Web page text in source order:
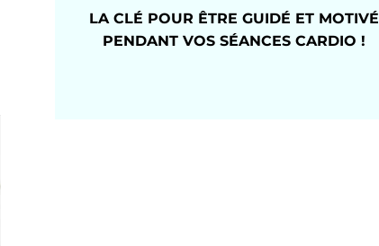
LA CLÉ POUR ÊTRE GUIDÉ ET MOTIVÉ
PENDANT VOS SÉANCES CARDIO !